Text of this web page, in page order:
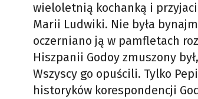
wieloletnią kochanką i
Marii Ludwiki. Nie była
oczerniano ją w pamfletach
Hiszpanii Godoy zmuszony
Wszyscy go opuścili. Tylko
historyków korespondencji